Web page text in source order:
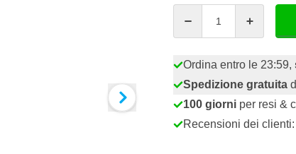
Ordina entro le 23:59,
Spedizione gratuita
100 giorni per resi &
Recensioni dei clienti: